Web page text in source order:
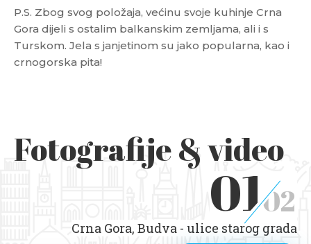
P.S. Zbog svog položaja, većinu svoje kuhinje Crna
Gora dijeli s ostalim balkanskim zemljama, ali i s
Turskom. Jela s janjetinom su jako popularna, kao i
crnogorska pita!
Fotografije & video
0102
Crna Gora, Budva - ulice starog grada